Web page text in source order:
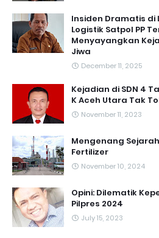
Insiden Dramatis di
Logistik Satpol PP
Menyayangkan
Jiwa
December 11, 2025
Kejadian di SDN 4
K Aceh Utara Tak
November 11, 2023
Mengenang Sejarah
Fertilizer
November 10, 2024
Opini: Dilematik
Pilpres 2024
July 15, 2023